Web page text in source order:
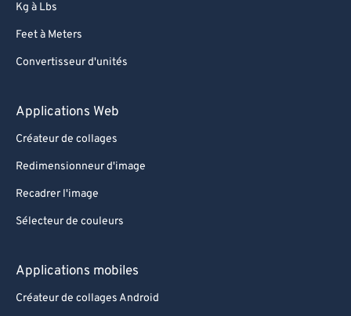
Kg à Lbs
Feet à Meters
Convertisseur d'unités
Applications Web
Créateur de collages
Redimensionneur d'image
Recadrer l'image
Sélecteur de couleurs
Applications mobiles
Créateur de collages Android